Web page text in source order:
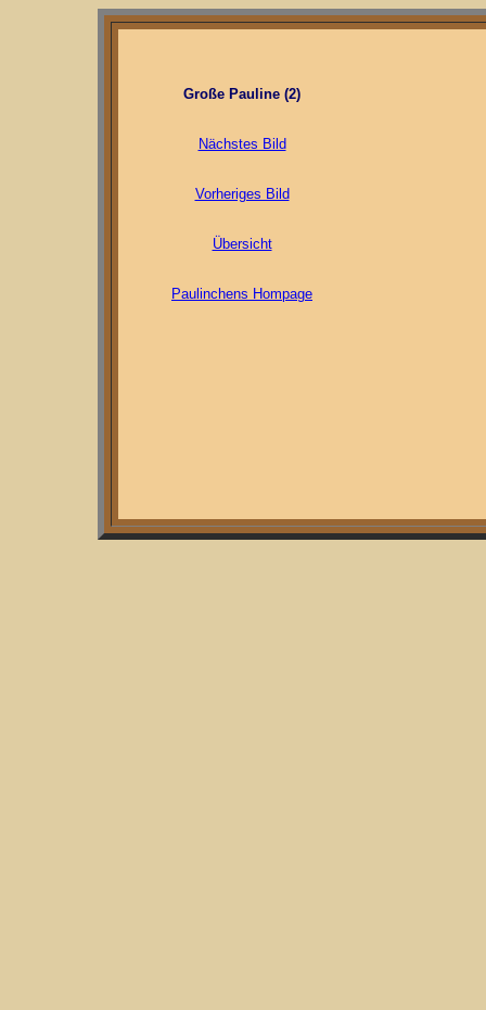
Große Pauline (2)
Nächstes Bild
Vorheriges Bild
Übersicht
Paulinchens Hompage